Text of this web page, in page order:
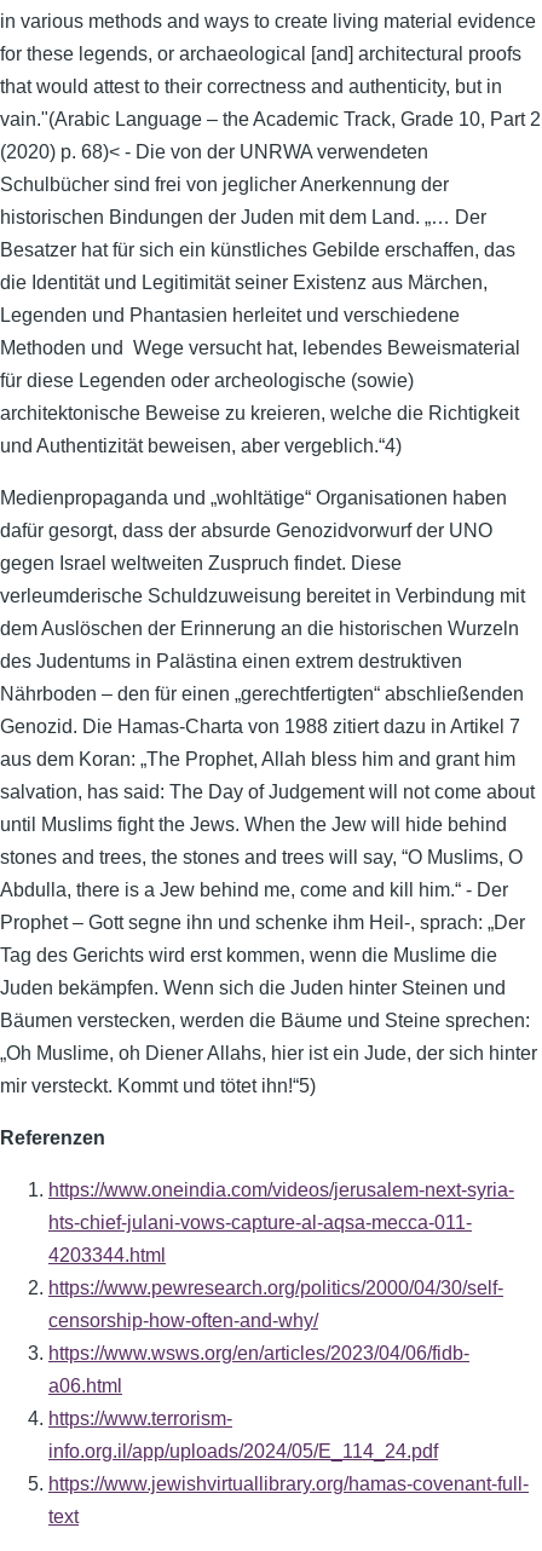
in various methods and ways to create living material evidence
for these legends, or archaeological [and] architectural proofs
that would attest to their correctness and authenticity, but in
vain."(Arabic Language – the Academic Track, Grade 10, Part 2
(2020) p. 68)< - Die von der UNRWA verwendeten
Schulbücher sind frei von jeglicher Anerkennung der
historischen Bindungen der Juden mit dem Land. „… Der
Besatzer hat für sich ein künstliches Gebilde erschaffen, das
die Identität und Legitimität seiner Existenz aus Märchen,
Legenden und Phantasien herleitet und verschiedene
Methoden und Wege versucht hat, lebendes Beweismaterial
für diese Legenden oder archeologische (sowie)
architektonische Beweise zu kreieren, welche die Richtigkeit
und Authentizität beweisen, aber vergeblich.“4)
Medienpropaganda und „wohltätige“ Organisationen haben
dafür gesorgt, dass der absurde Genozidvorwurf der UNO
gegen Israel weltweiten Zuspruch findet. Diese
verleumderische Schuldzuweisung bereitet in Verbindung mit
dem Auslöschen der Erinnerung an die historischen Wurzeln
des Judentums in Palästina einen extrem destruktiven
Nährboden – den für einen „gerechtfertigten“ abschließenden
Genozid. Die Hamas-Charta von 1988 zitiert dazu in Artikel 7
aus dem Koran: „The Prophet, Allah bless him and grant him
salvation, has said: The Day of Judgement will not come about
until Muslims fight the Jews. When the Jew will hide behind
stones and trees, the stones and trees will say, “O Muslims, O
Abdulla, there is a Jew behind me, come and kill him.“ - Der
Prophet – Gott segne ihn und schenke ihm Heil-, sprach: „Der
Tag des Gerichts wird erst kommen, wenn die Muslime die
Juden bekämpfen. Wenn sich die Juden hinter Steinen und
Bäumen verstecken, werden die Bäume und Steine sprechen:
„Oh Muslime, oh Diener Allahs, hier ist ein Jude, der sich hinter
mir versteckt. Kommt und tötet ihn!“5)
Referenzen
https://www.oneindia.com/videos/jerusalem-next-syria-
hts-chief-julani-vows-capture-al-aqsa-mecca-011-
4203344.html
https://www.pewresearch.org/politics/2000/04/30/self-
censorship-how-often-and-why/
https://www.wsws.org/en/articles/2023/04/06/fidb-
a06.html
https://www.terrorism-
info.org.il/app/uploads/2024/05/E_114_24.pdf
https://www.jewishvirtuallibrary.org/hamas-covenant-full-
text